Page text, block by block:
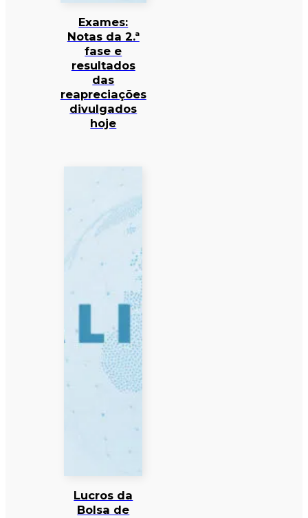
Exames:
Notas da 2.ª
fase e
resultados
das
reapreciações
divulgados
hoje
Lucros da
Bolsa de